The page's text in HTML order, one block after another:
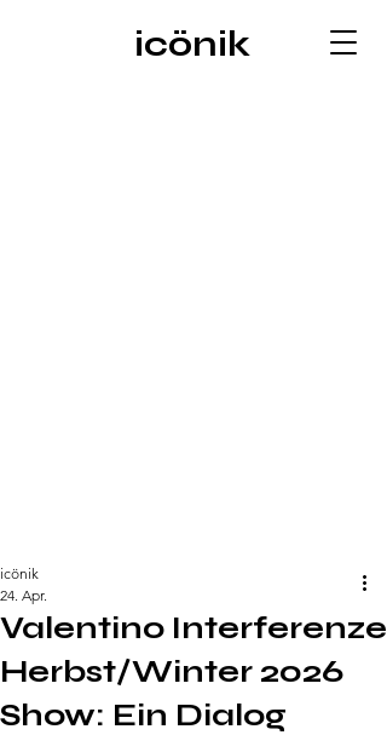
icönik
Valentino Interferenze
Herbst/Winter 2026
Show: Ein Dialog
icönik
24. Apr.